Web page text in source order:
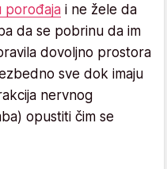
porođaja i ne žele da
da se pobrinu da im
dovoljno prostora
sve dok imaju
nervnog
opustiti čim se